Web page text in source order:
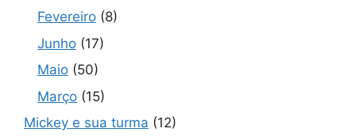
Fevereiro (8)
Junho (17)
Maio (50)
Março (15)
Mickey e sua turma (12)